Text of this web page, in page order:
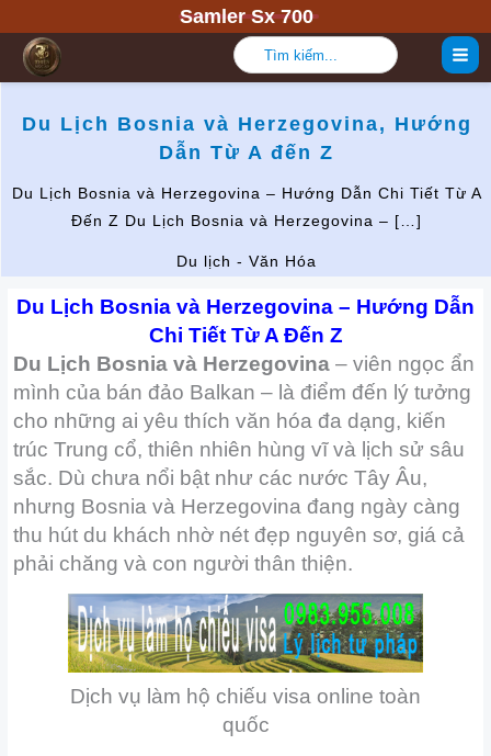
tới
Samler Sx 700
kiếm:
Du Lịch Bosnia và Herzegovina, Hướng
Dẫn Từ A đến Z
Du Lịch Bosnia và Herzegovina – Hướng Dẫn Chi Tiết Từ A
Đến Z Du Lịch Bosnia và Herzegovina – […]
Du lịch - Văn Hóa
Du Lịch Bosnia và Herzegovina – Hướng Dẫn
Chi Tiết Từ A Đến Z
Du Lịch Bosnia và Herzegovina – viên ngọc ẩn
mình của bán đảo Balkan – là điểm đến lý tưởng
cho những ai yêu thích văn hóa đa dạng, kiến
trúc Trung cổ, thiên nhiên hùng vĩ và lịch sử sâu
sắc. Dù chưa nổi bật như các nước Tây Âu,
nhưng Bosnia và Herzegovina đang ngày càng
thu hút du khách nhờ nét đẹp nguyên sơ, giá cả
phải chăng và con người thân thiện.
Dịch vụ làm hộ chiếu visa online toàn
quốc